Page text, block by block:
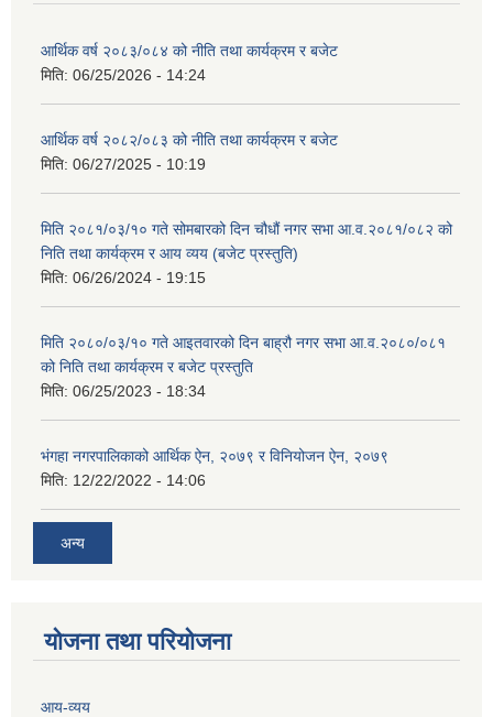
आर्थिक वर्ष २०८३/०८४ को नीति तथा कार्यक्रम र बजेट
मिति: 06/25/2026 - 14:24
आर्थिक वर्ष २०८२/०८३ को नीति तथा कार्यक्रम र बजेट
मिति: 06/27/2025 - 10:19
मिति २०८१/०३/१० गते सोमबारको दिन चौधौं नगर सभा आ.व.२०८१/०८२ को
निति तथा कार्यक्रम र आय व्यय (बजेट प्रस्तुति)
मिति: 06/26/2024 - 19:15
मिति २०८०/०३/१० गते आइतवारको दिन बाह्रौ नगर सभा आ.व.२०८०/०८१
को निति तथा कार्यक्रम र बजेट प्रस्तुति
मिति: 06/25/2023 - 18:34
भंगहा नगरपालिकाको आर्थिक ऐन, २०७९ र विनियोजन ऐन, २०७९
मिति: 12/22/2022 - 14:06
अन्य
योजना तथा परियोजना
आय-व्यय